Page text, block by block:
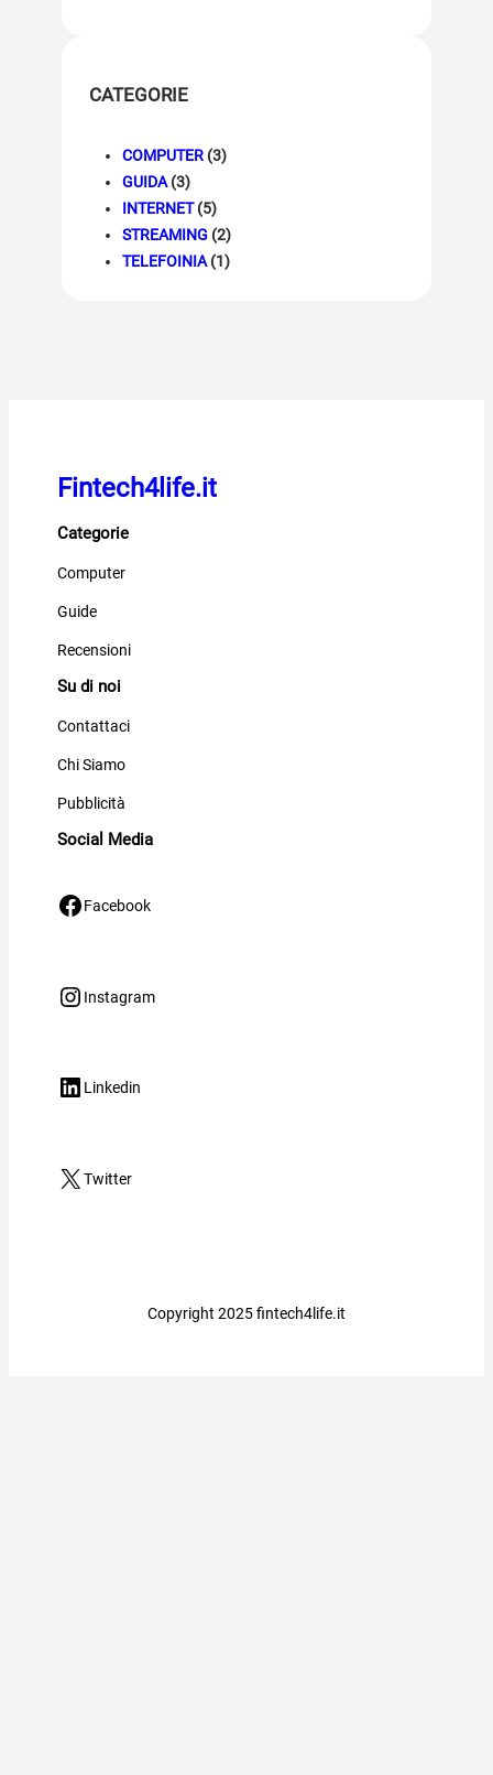
CATEGORIE
COMPUTER (3)
GUIDA(3)
INTERNET(5)
STREAMING (2)
TELEFOINIA(1)
Fintech4life.it
Categorie
Computer
Guide
Recensioni
Su di noi
Contattaci
Chi Siamo
Pubblicità
Social Media
Facebook Facebook
Instagram Instagram
LinkedIn Linkedin
X Twitter
Copyright 2025 fintech4life.it